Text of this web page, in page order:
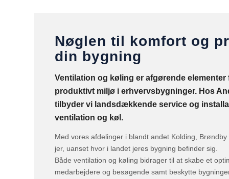
Nøglen til komfort og
din bygning
Ventilation og køling er afgørende
produktivt miljø i erhvervsbygninger. Hos
tilbyder vi landsdækkende service og
ventilation og køl.
Med vores afdelinger i blandt andet Kolding,
jer, uanset hvor i landet jeres bygning befinder sig.
Både ventilation og køling bidrager til at skabe et
medarbejdere og besøgende samt beskytte